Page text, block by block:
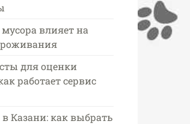
влияет на
для оценки
работает сервис
Казани: как выбрать